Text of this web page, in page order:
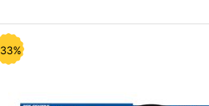
имеет свой собственный
Виниловое издание альбома